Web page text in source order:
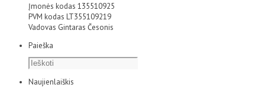
Įmonės kodas 135510925
PVM kodas LT355109219
Vadovas Gintaras Česonis
Paieška
Naujienlaiškis